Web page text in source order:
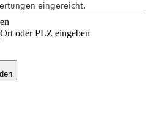
Ort oder PLZ eingeben